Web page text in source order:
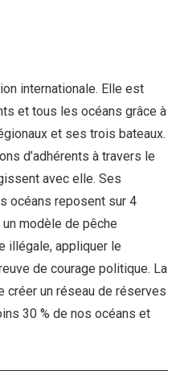
internationale. Elle est
et tous les océans grâce à
et ses trois bateaux.
d’adhérents à travers le
avec elle. Ses
océans reposent sur 4
modèle de pêche
illégale, appliquer le
de courage politique. La
créer un réseau de réserves
30 % de nos océans et